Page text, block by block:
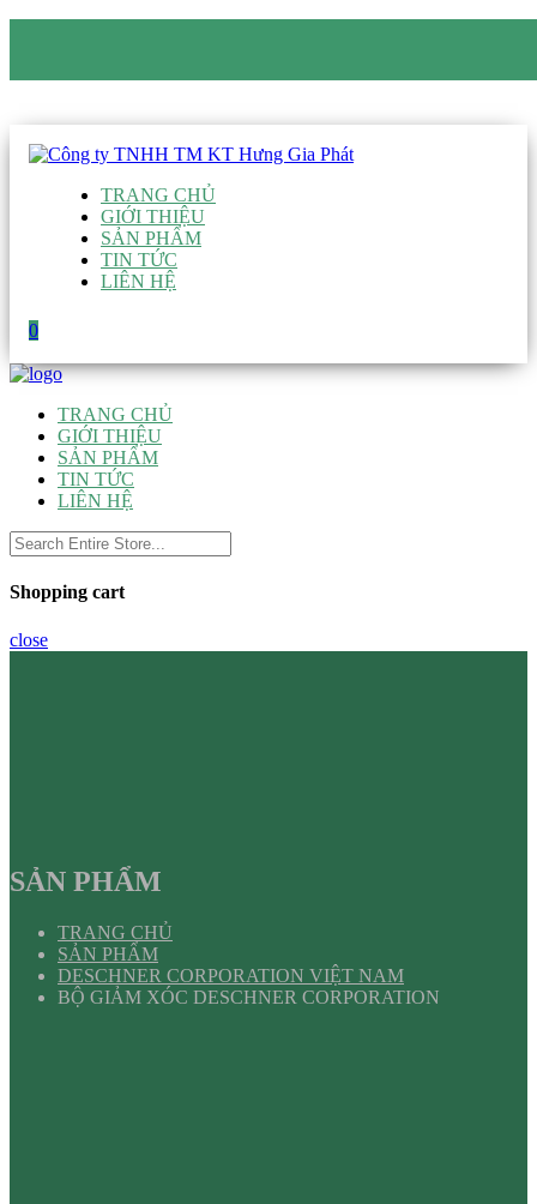
TRANG CHỦ
GIỚI THIỆU
SẢN PHẨM
TIN TỨC
LIÊN HỆ
0
TRANG CHỦ
GIỚI THIỆU
SẢN PHẨM
TIN TỨC
LIÊN HỆ
Shopping cart
close
SẢN PHẨM
TRANG CHỦ
SẢN PHẨM
DESCHNER CORPORATION VIỆT NAM
BỘ GIẢM XÓC DESCHNER CORPORATION